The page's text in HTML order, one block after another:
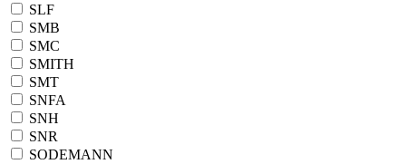
SLF
SMB
SMC
SMITH
SMT
SNFA
SNH
SNR
SODEMANN